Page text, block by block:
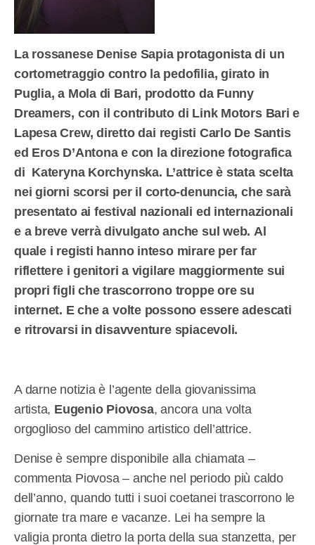
La rossanese Denise Sapia protagonista di un
cortometraggio contro la pedofilia, girato in
Puglia, a Mola di Bari, prodotto da Funny
Dreamers, con il contributo di Link Motors Bari e
Lapesa Crew,diretto dai registi Carlo De Santis
ed Eros D’Antona e con la direzione fotografica
di Kateryna Korchynska. L’attrice è stata scelta
nei giorni scorsi per il corto-denuncia, che sarà
presentato ai festival nazionali ed internazionali
e a breve verrà divulgato anche sul web. Al
quale i registi hanno inteso mirare per far
riflettere i genitori a vigilare maggiormente sui
propri figli che trascorrono troppe ore su
internet. E che a volte possono essere adescati
e ritrovarsi in disavventure spiacevoli.
A darne notizia è l’agente della giovanissima
artista, Eugenio Piovosa, ancora una volta
orgoglioso del cammino artistico dell’attrice.
Denise è sempre disponibile alla chiamata –
commenta Piovosa – anche nel periodo più caldo
dell’anno, quando tutti i suoi coetanei trascorrono le
giornate tra mare e vacanze. Lei ha sempre la
valigia pronta dietro la porta della sua stanzetta, per